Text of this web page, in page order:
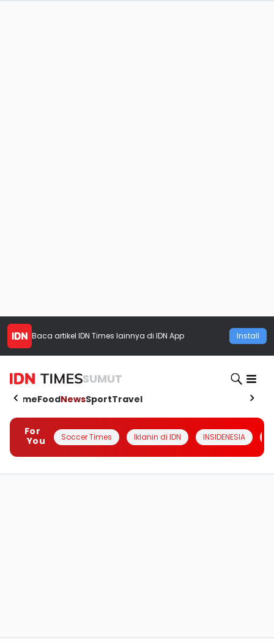
Baca artikel IDN Times lainnya di IDN App Install
SUMUT
HomeFoodNewsSportTravel
For
You
Soccer Times Iklanin di IDN INSIDENESIA